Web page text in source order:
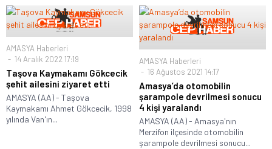
AMASYA Haberleri
14 Aralık 2022 17:19
Taşova Kaymakamı Gökcecik
şehit ailesini ziyaret etti
AMASYA (AA) - Taşova
Kaymakamı Ahmet Gökcecik, 1998
yılında Van'ın...
AMASYA Haberleri
16 Ağustos 2021 14:17
Amasya’da otomobilin
şarampole devrilmesi sonucu
4 kişi yaralandı
AMASYA (AA) - Amasya'nın
Merzifon ilçesinde otomobilin
şarampole devrilmesi sonucu...